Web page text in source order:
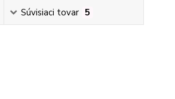
Súvisiaci tovar 5